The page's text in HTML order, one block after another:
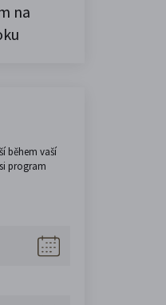
na
během vaší
program